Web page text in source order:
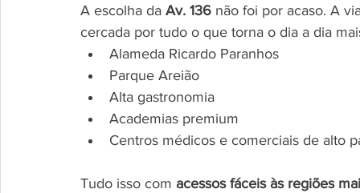
A escolha da Av. 136 não foi por acaso. A
cercada por tudo o que torna o dia a dia
Alameda Ricardo Paranhos
Parque Areião
Alta gastronomia
Academias premium
Centros médicos e comerciais de alto
Tudo isso com acessos fáceis às regiões